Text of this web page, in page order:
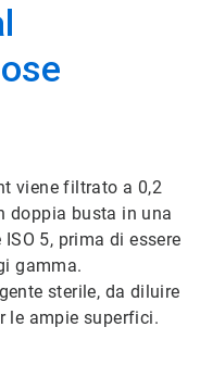
viene filtrato a 0,2
doppia busta in una
5, prima di essere
gamma.
sterile, da diluire
le ampie superfici.